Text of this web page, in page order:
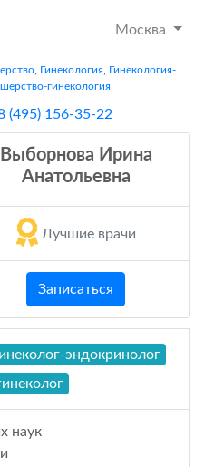
Москва
, Гинекология
Гинекология-
гинекология
(495) 156-35-22
Выборнова Ирина
Анатольевна
Лучшие врачи
Записаться
эндокринолог
наук